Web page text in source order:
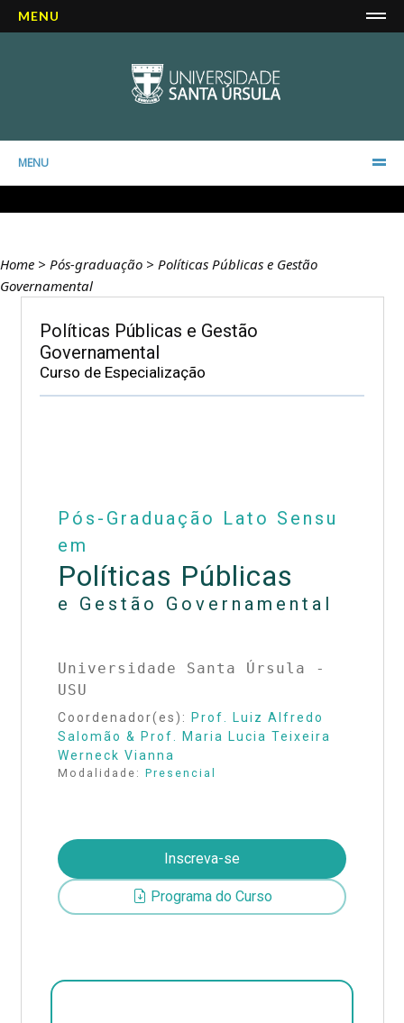
MENU
MENU
Home > Pós-graduação > Políticas Públicas e Gestão
Governamental
Políticas Públicas e Gestão
Governamental
Curso de Especialização
Pós-Graduação Lato Sensu
em
Políticas Públicas
e Gestão Governamental
Universidade Santa Úrsula -
USU
Coordenador(es):
Prof. Luiz Alfredo
Salomão & Prof. Maria Lucia Teixeira
Werneck Vianna
Modalidade: Presencial
Inscreva-se
Programa do Curso